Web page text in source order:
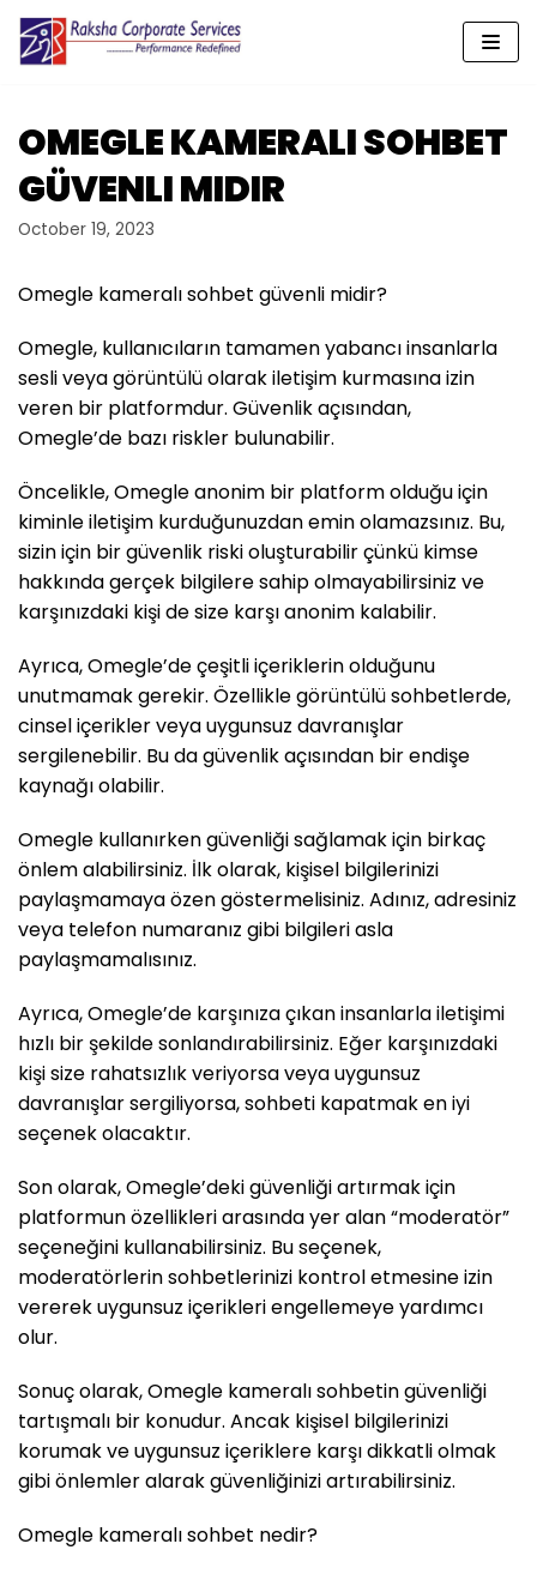
Skip
content
OMEGLE KAMERALI SOHBET
GÜVENLI MIDIR
October 19, 2023
Omegle kameralı sohbet güvenli midir?
Omegle, kullanıcıların tamamen yabancı insanlarla
sesli veya görüntülü olarak iletişim kurmasına izin
veren bir platformdur. Güvenlik açısından,
Omegle’de bazı riskler bulunabilir.
Öncelikle, Omegle anonim bir platform olduğu için
kiminle iletişim kurduğunuzdan emin olamazsınız. Bu,
sizin için bir güvenlik riski oluşturabilir çünkü kimse
hakkında gerçek bilgilere sahip olmayabilirsiniz ve
karşınızdaki kişi de size karşı anonim kalabilir.
Ayrıca, Omegle’de çeşitli içeriklerin olduğunu
unutmamak gerekir. Özellikle görüntülü sohbetlerde,
cinsel içerikler veya uygunsuz davranışlar
sergilenebilir. Bu da güvenlik açısından bir endişe
kaynağı olabilir.
Omegle kullanırken güvenliği sağlamak için birkaç
önlem alabilirsiniz. İlk olarak, kişisel bilgilerinizi
paylaşmamaya özen göstermelisiniz. Adınız, adresiniz
veya telefon numaranız gibi bilgileri asla
paylaşmamalısınız.
Ayrıca, Omegle’de karşınıza çıkan insanlarla iletişimi
hızlı bir şekilde sonlandırabilirsiniz. Eğer karşınızdaki
kişi size rahatsızlık veriyorsa veya uygunsuz
davranışlar sergiliyorsa, sohbeti kapatmak en iyi
seçenek olacaktır.
Son olarak, Omegle’deki güvenliği artırmak için
platformun özellikleri arasında yer alan “moderatör”
seçeneğini kullanabilirsiniz. Bu seçenek,
moderatörlerin sohbetlerinizi kontrol etmesine izin
vererek uygunsuz içerikleri engellemeye yardımcı
olur.
Sonuç olarak, Omegle kameralı sohbetin güvenliği
tartışmalı bir konudur. Ancak kişisel bilgilerinizi
korumak ve uygunsuz içeriklere karşı dikkatli olmak
gibi önlemler alarak güvenliğinizi artırabilirsiniz.
Omegle kameralı sohbet nedir?